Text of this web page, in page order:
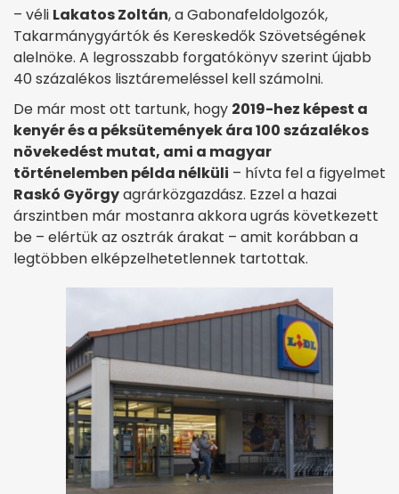
– véli Lakatos Zoltán, a Gabonafeldolgozók,
Takarmánygyártók és Kereskedők Szövetségének
alelnöke. A legrosszabb forgatókönyv szerint újabb
40 százalékos lisztáremeléssel kell számolni.
De már most ott tartunk, hogy 2019-hez képest a
kenyér és a péksütemények ára 100 százalékos
növekedést mutat, ami a magyar
történelemben példa nélküli – hívta fel a figyelmet
Raskó Györgyagrárközgazdász. Ezzel a hazai
árszintben már mostanra akkora ugrás következett
be – elértük az osztrák árakat – amit korábban a
legtöbben elképzelhetetlennek tartottak.